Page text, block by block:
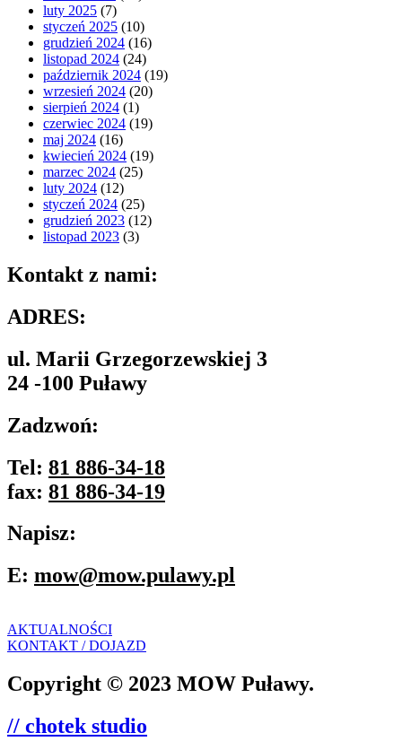
luty 2025 (7)
styczeń 2025 (10)
grudzień 2024 (16)
listopad 2024 (24)
październik 2024 (19)
wrzesień 2024 (20)
sierpień 2024 (1)
czerwiec 2024 (19)
maj 2024 (16)
kwiecień 2024 (19)
marzec 2024 (25)
luty 2024 (12)
styczeń 2024 (25)
grudzień 2023 (12)
listopad 2023 (3)
Kontakt z nami:
ADRES:
ul. Marii Grzegorzewskiej 3
24 -100 Puławy
Zadzwoń:
Tel: 81 886-34-18
fax: 81 886-34-19
Napisz:
E: mow@mow.pulawy.pl
AKTUALNOŚCI
KONTAKT / DOJAZD
Copyright © 2023 MOW Puławy.
// chotek studio